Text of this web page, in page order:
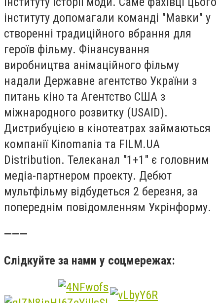
інституту допомагали команді "Мавки" у
створенні традиційного вбрання для
героїв фільму. Фінансування
виробництва анімаційного фільму
надали Державне агентство України з
питань кіно та Агентство США з
міжнародного розвитку (USAID).
Дистрибуцією в кінотеатрах займаються
компанії Kinomania та FILM.UA
Distribution. Телеканал "1+1" є головним
медіа-партнером проекту. Дебют
мультфільму відбудеться 2 березня, за
попереднім повідомленням Укрінформу.
———
Слідкуйте за нами у соцмережах: